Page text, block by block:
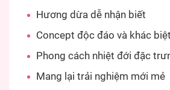
Hương dừa dễ nhận biết
Concept độc đáo và khác biệt
Phong cách nhiệt đới đặc
Mang lại trải nghiệm mới mẻ